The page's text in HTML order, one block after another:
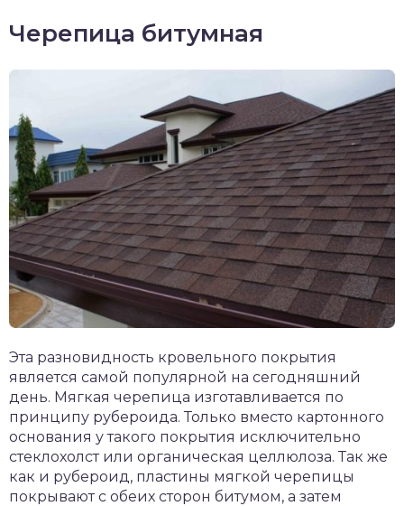
Черепица битумная
Эта разновидность кровельного покрытия
является самой популярной на сегодняшний
день. Мягкая черепица изготавливается по
принципу рубероида. Только вместо картонного
основания у такого покрытия исключительно
стеклохолст или органическая целлюлоза. Так же
как и рубероид, пластины мягкой черепицы
покрывают с обеих сторон битумом, а затем